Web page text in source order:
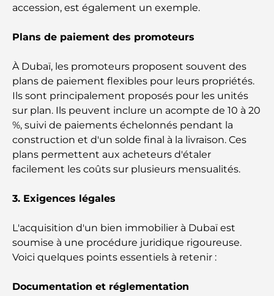
créer équilibre et harmonie
Les meilleures entreprises d'aménagement
paysager à Dubaï : Transformer vos espaces
extérieurs
Les meilleures entreprises de déménagement à
Dubaï : un guide complet
Palm Jebel Ali contre Palm Jumeirah : une
comparaison claire pour les acheteurs immobiliers
À la découverte des sites historiques de Dubaï : un
accession, est également un exemple.
Plans de paiement des promoteurs
À Dubaï, les promoteurs proposent souvent des
plans de paiement flexibles pour leurs propriétés.
Ils sont principalement proposés pour les unités
sur plan. Ils peuvent inclure un acompte de 10 à 20
%, suivi de paiements échelonnés pendant la
construction et d'un solde final à la livraison. Ces
plans permettent aux acheteurs d'étaler
facilement les coûts sur plusieurs mensualités.
3. Exigences légales
L'acquisition d'un bien immobilier à Dubaï est
soumise à une procédure juridique rigoureuse.
Voici quelques points essentiels à retenir :
Documentation et réglementation